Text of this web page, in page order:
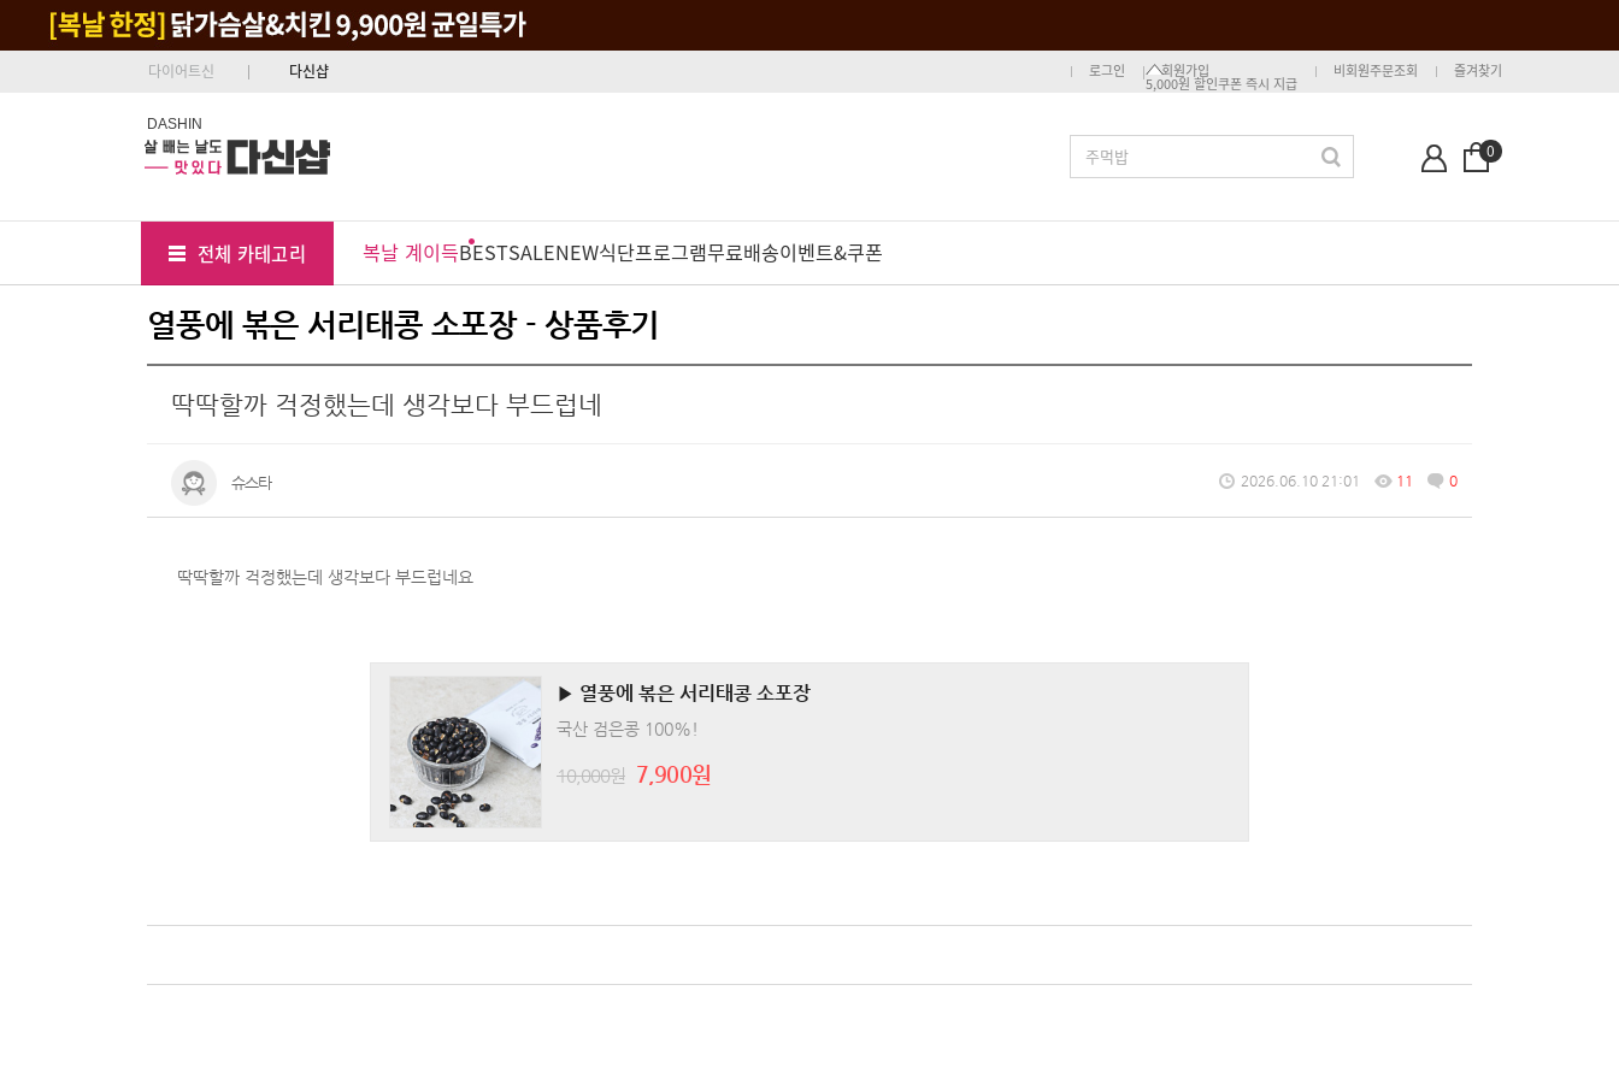
다이어트신 다신샵 로그인 회원가입
5,000원 할인쿠폰 즉시 지급
비회원주문조회 즐겨찾기
DASHIN
0
전체 카테고리 복날 계이득BESTSALENEW식단프로그램무료배송이벤트&쿠폰
열풍에 볶은 서리태콩 소포장 - 상품후기
딱딱할까 걱정했는데 생각보다 부드럽네
슈스타 2026.06.10 21:01 11 0
딱딱할까 걱정했는데 생각보다 부드럽네요
▶ 열풍에 볶은 서리태콩 소포장
국산 검은콩 100%!
10,000원 7,900원